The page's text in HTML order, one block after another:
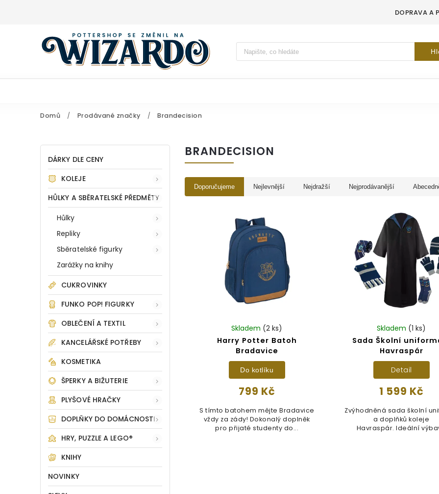
DOPRAVA A
Vyhledávání
Domů / Prodávané značky / Brandecision
DÁRKY DLE CENY
KOLEJE
HŮLKY A SBĚRATELSKÉ PŘEDMĚTY
Hůlky
Repliky
Sběratelské figurky
Zarážky na knihy
CUKROVINKY
FUNKO POP! FIGURKY
OBLEČENÍ A TEXTIL
KANCELÁŘSKÉ POTŘEBY
KOSMETIKA
ŠPERKY A BIŽUTERIE
PLYŠOVÉ HRAČKY
DOPLŇKY DO DOMÁCNOSTI
HRY, PUZZLE A LEGO®
KNIHY
NOVINKY
BRANDECISION
Doporučujeme Nejlevnější Nejdražší Nejprodávanější
Harry Potter Batoh
Bradavice
Skladem (2 ks)
799 Kč
Do kotlíku
S tímto batohem mějte Bradavice
vždy za zády! Dokonalý doplněk
pro přijaté studenty do...
Sada Školní
Havraspár
Skladem (1 ks)
1 599 Kč
Detail
Zvýhodněná sada školní
a doplňků koleje
Havraspár. Ideální